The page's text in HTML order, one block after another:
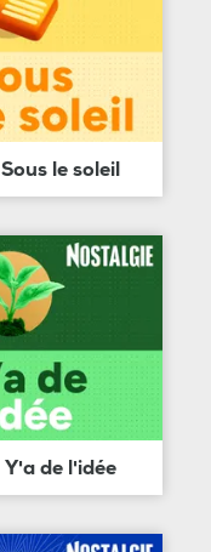
Sous le soleil
Y'a de l'idée